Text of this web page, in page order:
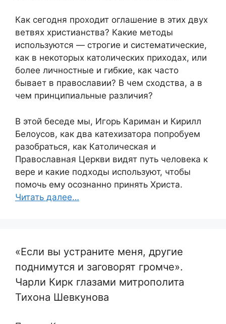
Как сегодня проходит оглашение в этих двух
ветвях христианства? Какие методы
используются — строгие и систематические,
как в некоторых католических приходах, или
более личностные и гибкие, как часто
бывает в православии? В чем сходства, а в
чем принципиальные различия?
В этой беседе мы, Игорь Кариман и Кирилл
Белоусов, как два катехизатора попробуем
разобраться, как Католическая и
Православная Церкви видят путь человека к
вере и какие подходы используют, чтобы
помочь ему осознанно принять Христа.
Читать далее…
«Если вы устраните меня, другие
поднимутся и заговорят громче».
Чарли Кирк глазами митрополита
Тихона Шевкунова